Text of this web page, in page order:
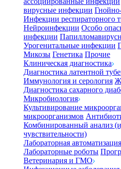
вирусные инфекции
Инфекции респираторного
Нейроинфекции Особо
инфекции
Урогенитальные инфекции
Микозы Генетика Прочие
Клиническая диагностика
Диагностика латентной
Иммунология и серология
Диагностика сахарного
Микробиология
Культивирование
микроорганизмов
Комбинированный анализ
чувствительности)
Лабораторная автоматизация
Лабораторные роботы
Ветеринария и ГМО